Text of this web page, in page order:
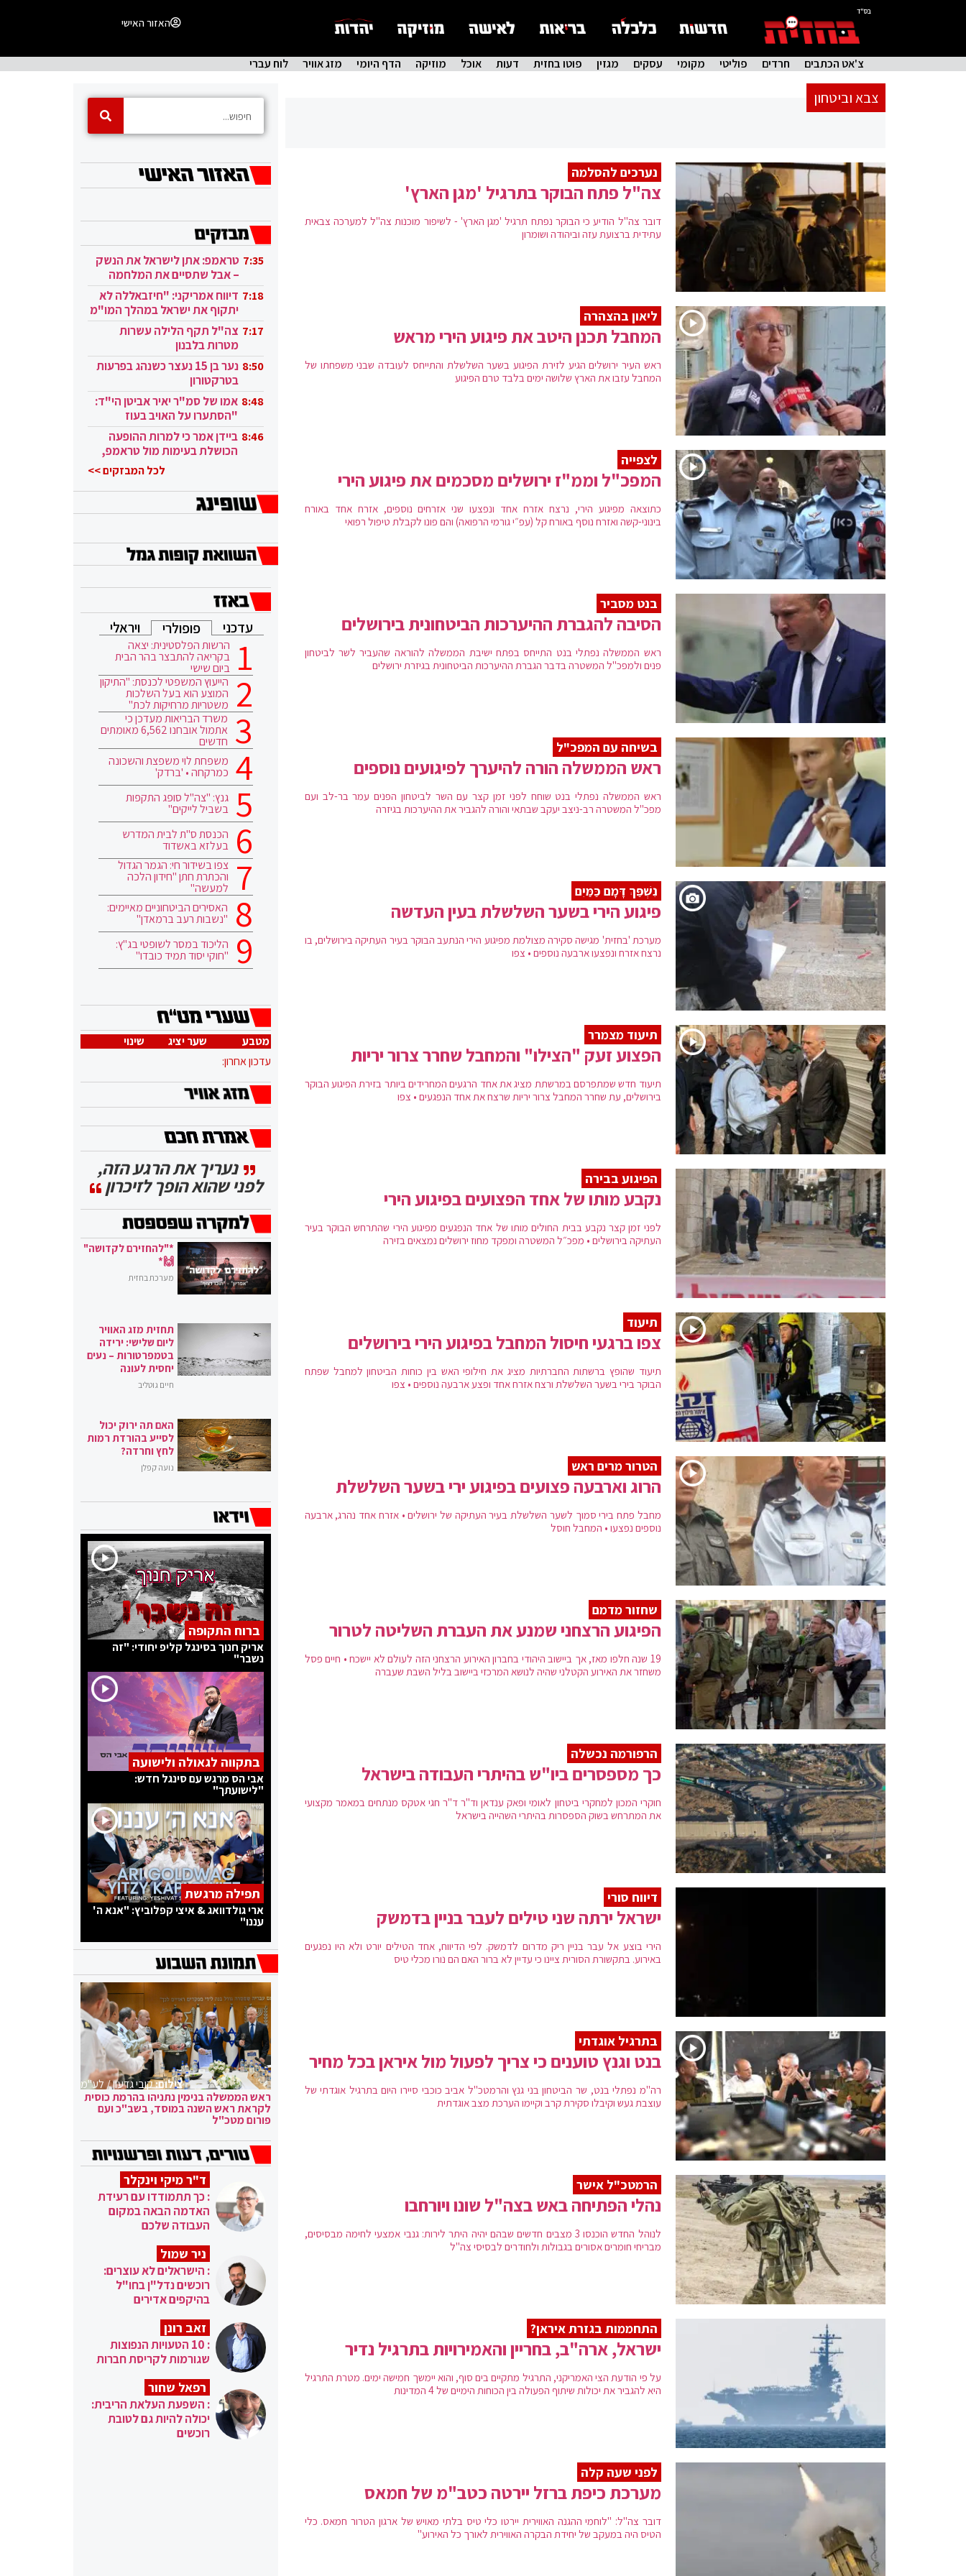
בס"ד
האזור האישי
צ'אט הכתבים חרדים פוליטי מקומי עסקים מגזין פוטו בחזית דעות אוכל מוזיקה הדף היומי מזג אוויר לוח עברי
צבא וביטחון
נערכים להסלמה
צה"ל פתח הבוקר בתרגיל 'מגן הארץ'
דובר צה"ל הודיע כי הבוקר נפתח תרגיל 'מגן הארץ' - לשיפור מוכנות צה"ל למערכה צבאית
עתידית ברצועת עזה וביהודה ושומרון
ליאון בהצהרה
המחבל תכנן היטב את פיגוע הירי מראש
ראש העיר ירושלים הגיע לזירת הפיגוע בשער השלשלת והתייחס לעובדה שבני משפחתו של
המחבל עזבו את הארץ שלושה ימים בלבד טרם הפיגוע
לצפייה
המפכ"ל וממ"ז ירושלים מסכמים את פיגוע הירי
כתוצאה מפיגוע הירי, נרצח אזרח אחד ונפצעו שני אזרחים נוספים, אזרח אחד באורח
בינוני-קשה ואזרח נוסף באורח קל (עפ״י גורמי הרפואה) והם פונו לקבלת טיפול רפואי
בנט מסביר
הסיבה להגברת ההיערכות הביטחונית בירושלים
ראש הממשלה נפתלי בנט התייחס בפתח ישיבת הממשלה להוראה שהעביר לשר לביטחון
פנים ולמפכ"ל המשטרה בדבר הגברת ההיערכות הביטחונית בגיזרת ירושלים
בשיחה עם המפכ"ל
ראש הממשלה הורה להיערך לפיגועים נוספים
ראש הממשלה נפתלי בנט שוחח לפני זמן קצר עם השר לביטחון הפנים עמר בר-לב ועם
מפכ"ל המשטרה רב-ניצב יעקב שבתאי והורה להגביר את ההיערכות בגיזרה
נִשְׁפַּךְ דָּמָם כַּמַּיִם
פיגוע הירי בשער השלשלת בעין העדשה
מערכת 'בחזית' מגישה סקירה מצולמת מפיגוע הירי הנתעב הבוקר בעיר העתיקה בירושלים, בו
נרצח אזרח ונפצעו ארבעה נוספים • צפו
תיעוד מצמרר
הפצוע זעק "הצילו" והמחבל שחרר צרור יריות
תיעוד חדש שמתפרסם במרשתת מציג את אחד הרגעים המחרידים ביותר בזירת הפיגוע הבוקר
בירושלים, עת שחרר המחבל צרור יריות שרצח את אחד הנפגעים • צפו
הפיגוע בבירה
נקבע מותו של אחד הפצועים בפיגוע הירי
לפני זמן קצר נקבע בבית החולים מותו של אחד הנפגעים מפיגוע הירי שהתרחש הבוקר בעיר
העתיקה בירושלים • מפכ״ל המשטרה ומפקד מחוז ירושלים נמצאים בזירה
תיעוד
צפו ברגעי חיסול המחבל בפיגוע הירי בירושלים
תיעוד שהופץ ברשתות החברתיות מציג את חילופי האש בין כוחות הביטחון למחבל שפתח
הבוקר בירי בשער השלשלת ורצח אזרח אחד ופצע ארבעה נוספים • צפו
הטרור מרים ראש
הרוג וארבעה פצועים בפיגוע ירי בשער השלשלת
מחבל פתח בירי סמוך לשער השלשלת בעיר העתיקה של ירושלים • אזרח אחד נהרג, ארבעה
נוספים נפצעו • המחבל חוסל
שחזור מדמם
הפיגוע הרצחני שמנע את העברת השליטה לטרור
19 שנה חלפו מאז, אך ביישוב היהודי בחברון האירוע הרצחני הזה לעולם לא יישכח • חיים פסל
משחזר את האירוע הקטלני שהיה לנושא המרכזי ביישוב בליל השבת שעברה
הרפורמה נכשלה
כך מספסרים ביו"ש בהיתרי העבודה בישראל
חוקרי המכון למחקרי ביטחון לאומי ופאק ענדאן וד"ר ד"ר חגי אטקס מנתחים במאמר מקצועי
את המתרחש בשוק הספסרות בהיתרי השהייה בישראל
דיווח סורי
ישראל ירתה שני טילים לעבר בניין בדמשק
הירי בוצע אל עבר בניין ריק מדרום לדמשק. לפי הדיווח, אחד הטילים יורט ולא היו נפגעים
באירוע. בתקשורת הסורית ציינו כי עדיין לא ברור האם הם נורו מכלי טיס
בתרגיל אוגדתי
בנט וגנץ טוענים כי צריך לפעול מול איראן בכל מחיר
רה"מ נפתלי בנט, שר הביטחון בני גנץ והרמטכ"ל אביב כוכבי סיירו היום בתרגיל אוגדתי של
עוצבת געש וקיבלו סקירת קרב וקיימו הערכת מצב אוגדתית
הרמטכ"ל אישר
נהלי הפתיחה באש בצה"ל שונו ויורחבו
לנוהל החדש הוכנסו 3 מצבים חדשים שבהם יהיה היתר לירות: גנבי אמצעי לחימה מבסיסים,
מבריחי חומרים אסורים בגבולות ולחודרים לבסיסי צה"ל
התחממות בגזרת איראן?
ישראל, ארה"ב, בחריין והאמירויות בתרגיל נדיר
על פי הודעת הצי האמריקני, התרגיל מתקיים בים סוף, והוא יימשך חמישה ימים. מטרת התרגיל
היא להגביר את יכולות שיתוף הפעולה בין הכוחות הימיים של 4 המדינות
לפני שעה קלה
מערכת כיפת ברזל יירטה כטב"מ של חמאס
דובר צה"ל: "לוחמי ההגנה האווירית יירטו כלי טיס בלתי מאויש של ארגון הטרור חמאס. כלי
הטיס היה במעקב של יחידת הבקרה האווירית לאורך כל האירוע"
7:35 טראמפ: אתן לישראל את הנשק
– אבל שתסיים את המלחמה
בעזה 7:18 דיווח אמריקני: "חיזבאללה לא
יתקוף את ישראל במהלך המו"מ
בקטאר" 7:17 צה"ל תקף הלילה עשרות
מטרות בלבנון
8:50
נער בן 15 נעצר כשנהג בפרעות
בטרקטורון
8:48 אמו של סמ"ר יאיר אביטן הי"ד:
"הסתערו על האויב בעוז
ובגבורה" 8:46 ביידן אמר כי למרות ההופעה
הכושלת בעימות מול טראמפ,
לכל המבזקים >>
עדכני פופולרי ויראלי
הרשות הפלסטינית: יצאה
בקריאה להתבצר בהר הבית
ביום שישי
הייעוץ המשפטי לכנסת: "התיקון
המוצע הוא בעל השלכות
משטריות מרחיקות לכת"
משרד הבריאות מעדכן כי
אתמול אובחנו 6,562 מאומתים
חדשים
משפחת לוי משפצת והשכונה
כמרקחה • 'ברדק'
גנץ: "צה"ל סופג התקפות
בשביל לייקים"
הכנסת ס"ת לבית המדרש
בעלזא באשדוד
צפו בשידור חי: הגמר הגדול
והכתרת חתן "חידון הלכה
למעשה"
האסירים הביטחוניים מאיימים:
"נשבות רעב ברמאדן"
הליכוד במסר לשופטי בג"ץ:
"חוקי יסוד תמיד כובדו"
מטבע שער יציג
שינוי
עדכון אחרון:
נעריך את הרגע הזה,
לפני שהוא הופך לזיכרון
*"להחזירם לקדושה"
🙌*
מערכת בחזית
תחזית מזג האוויר
ליום שלישי: ירידה
בטמפרטורות – נעים
יחסית לעונה
חיים גוטליב
האם תה ירוק יכול
לסייע בהורדת רמות
לחץ וחרדה?
נועה קפלן
ברוח התקופה
אריק חנוך בסינגל קליפ יחודי: "זה
נשבר"
בתקווה לגאולה ולישועה
אבי הס מרגש עם סינגל חדש:
"לישועתך"
תפילה מרגשת
ארי גולדוואג & איצי קפלוביץ: "אנא ה'
עננו"
צילום:קובי גדעון / לע"מ
ראש הממשלה בנימין נתניהו בהרמת כוסית
לקראת ראש השנה במוסד, בשב"כ ועם
פורום מטכ"ל
ד"ר מיקי וינקלר
: כך תתמודדו עם רעידת
האדמה הבאה במקום
העבודה שלכם
ניר שמול
: הישראלים לא עוצרים:
רוכשים נדל"ן בחו"ל
בהיקפים אדירים
זאב רונן
: 10 הטעויות הנפוצות
שגורמות לקריסת חברות
רפאל שחור
: השפעת העלאת הריבית:
יכולה להיות גם לטובת
רוכשים